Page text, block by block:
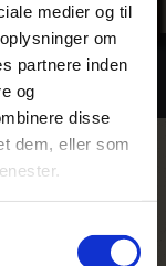
medier og til
om
partnere inden
og
disse
dem, eller som
Namib